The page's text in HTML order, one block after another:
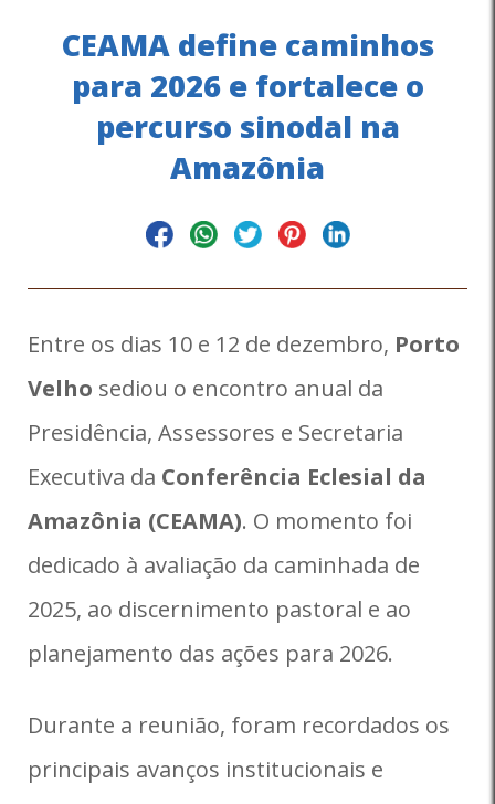
CEAMA define caminhos
para 2026 e fortalece o
percurso sinodal na
Amazônia
Entre os dias 10 e 12 de dezembro, Porto
Velho sediou o encontro anual da
Presidência, Assessores e Secretaria
Executiva da Conferência Eclesial da
Amazônia (CEAMA). O momento foi
dedicado à avaliação da caminhada de
2025, ao discernimento pastoral e ao
planejamento das ações para 2026.
Durante a reunião, foram recordados os
principais avanços institucionais e